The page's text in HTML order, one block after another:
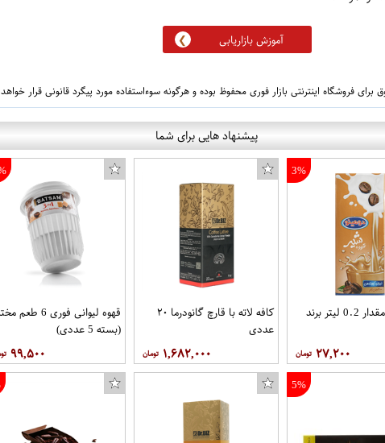
آموزش بازاریابی
برای فروشگاه اینترنتی بازار فوری محفوظ بوده و هرگونه سوءاستفاده مورد پیگرد قانونی قرار
پیشنهاد هایی برای شما
3%
شیر قهوه مقدار 0.2 لیتر برند
۲۷,۲۰۰
کافه لاته با قارچ گانودرما ۲۰
عددی
۱,۶۸۲,۰۰۰
قهوه لیوانی فوری 6
(بسته 5 عددی)
۹۹,۵۰۰
5%